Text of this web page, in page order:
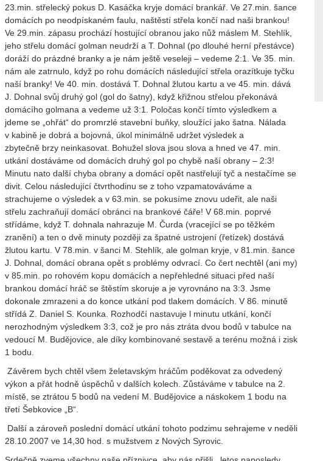
23.min. střelecký pokus D. Kasáčka kryje domácí brankář. Ve 27.min. šance
domácích po neodpískaném faulu, naštěstí střela končí nad naši brankou!
Ve 29.min. zápasu prochází hostující obranou jako nůž máslem M. Stehlík,
jeho střelu domácí golman neudrží a T. Dohnal (po dlouhé herní přestávce)
doráží do prázdné branky a je nám ještě veseleji – vedeme 2:1. Ve 35. min.
nám ale zatrnulo, když po rohu domácích následující střela orazítkuje tyčku
naší branky! Ve 40. min. dostává T. Dohnal žlutou kartu a ve 45. min. dává
J. Dohnal svůj druhý gol (gol do šatny), když křižnou střelou překonává
domácího golmana a vedeme už 3:1. Poločas končí tímto výsledkem a
jdeme se „ohřát“ do promrzlé stavební buňky, sloužící jako šatna. Nálada
v kabině je dobrá a bojovná, úkol minimálně udržet výsledek a
zbytečně brzy neinkasovat. Bohužel slova jsou slova a hned ve 47. min.
utkání dostáváme od domácích druhý gol po chybě naší obrany – 2:3!
Minutu nato další chyba obrany a domácí opět nastřelují tyč a nestačíme se
divit. Celou následující čtvrthodinu se z toho vzpamatováváme a
strachujeme o výsledek a v 63.min. se pokusíme znovu udeřit, ale naši
střelu zachraňují domácí obránci na brankové čáře! V 68.min. poprvé
střídáme, když T. dohnala nahrazuje M. Čurda (vracející se po těžkém
zranění) a ten o dvě minuty později za špatné ustrojení (řetízek) dostává
žlutou kartu. V 78.min. v šanci M. Stehlík, ale golman kryje, v 81.min. šance
J. Dohnal, domácí obrana opět s problémy odvrací. Co čert nechtěl (ani my)
v 85.min. po rohovém kopu domácích a nepřehledné situaci před naší
brankou domácí hráč se štěstím skoruje a je vyrovnáno na 3:3. Jsme
dokonale zmrazeni a do konce utkání pod tlakem domácích. V 86. minutě
střídá Z. Daniel S. Kounka. Rozhodčí nastavuje l minutu utkání, končí
nerozhodným výsledkem 3:3, což je pro nás ztráta dvou bodů v tabulce na
vedoucí M. Budějovice, ale díky kombinované sestavě a terénu možná i zisk
1 bodu.
Závěrem bych chtěl všem želetavským hráčům poděkovat za odvedený
výkon a přát hodně úspěchů v dalších kolech. Zůstáváme v tabulce na 2.
místě, se ztrátou 5 bodů na vedení M. Budějovice a náskokem 1 bodu na
třetí Šebkovice „B“.
Další a zároveň poslední domácí utkání tohoto podzimu sehrajeme v neděli
28.10.2007 ve 14,30 hod. s mužstvem z Nových Syrovic.